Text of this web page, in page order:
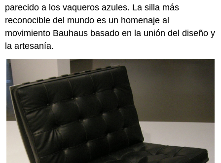
parecido a los vaqueros azules. La silla más
reconocible del mundo es un homenaje al
movimiento Bauhaus basado en la unión del diseño y
la artesanía.